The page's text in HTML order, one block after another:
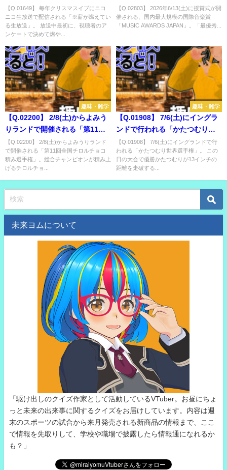
る「※薪が燃えている生放
送」。 放送中最初に、視聴者の
アンケートで決めて燃やす樹種
【Q.01649】 毎年クリスマスイブにニコ
ニコ生放送で配信される「※薪が燃えてい
る生放送」。 放送中最初に、視聴者のア
ンケートで決めて燃や...
規模の国際音楽賞「MUSIC
AWARDS JAPAN」。「最優秀楽
【Q.02803】 2026年6/13(土)に授賞式が開
催される、国内最大規模の国際音楽賞
「MUSIC AWARDS JAPAN」。「最優秀...
趣味・雑学
【Q.02200】 2/8(土)からよみう
りランドで開催される「第11回
全国チロルチョコ積み選手
権」。総合チャンピオンが積み
上げるチロルチョコの記録は？
【Q.02200】 2/8(土)からよみうりランド
で開催される「第11回全国チロルチョコ
積み選手権」。総合チャンピオンが積み上
げるチロルチョ...
趣味・雑学
【Q.01908】 7/6(土)にイングラ
ンドで行われる「かたつむり世
界選手権」。 この日の大会で優
勝かたつむりが13インチの距離
を走破するタイムは？
【Q.01908】 7/6(土)にイングランドで行
われる「かたつむり世界選手権」。 この
日の大会で優勝かたつむりが13インチの
距離を走破する...
未来ヨムについて
「駆け出しのクイズ作家として活動しているVTuber。お昼にちょ
っと未来の出来事に関するクイズをお届けしています。内容は週
末のスポーツの試合から来月発売される新商品の情報まで、ここ
で情報を先取りして、学校や職場で披露したら情報通になれるか
も？」